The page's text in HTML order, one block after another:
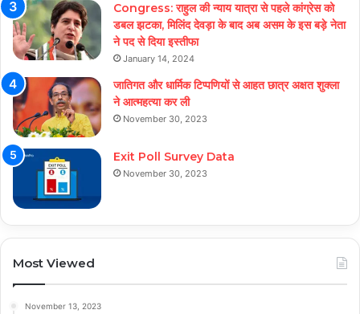
Congress: राहुल की न्याय यात्रा से पहले कांग्रेस को
डबल झटका, मिलिंद देवड़ा के बाद अब असम के इस बड़े नेता
ने पद से दिया इस्तीफा
January 14, 2024
जातिगत और धार्मिक टिप्पणियों से आहत छात्र अक्षत शुक्ला
ने आत्महत्या कर ली
November 30, 2023
Exit Poll Survey Data
November 30, 2023
Most Viewed
November 13, 2023